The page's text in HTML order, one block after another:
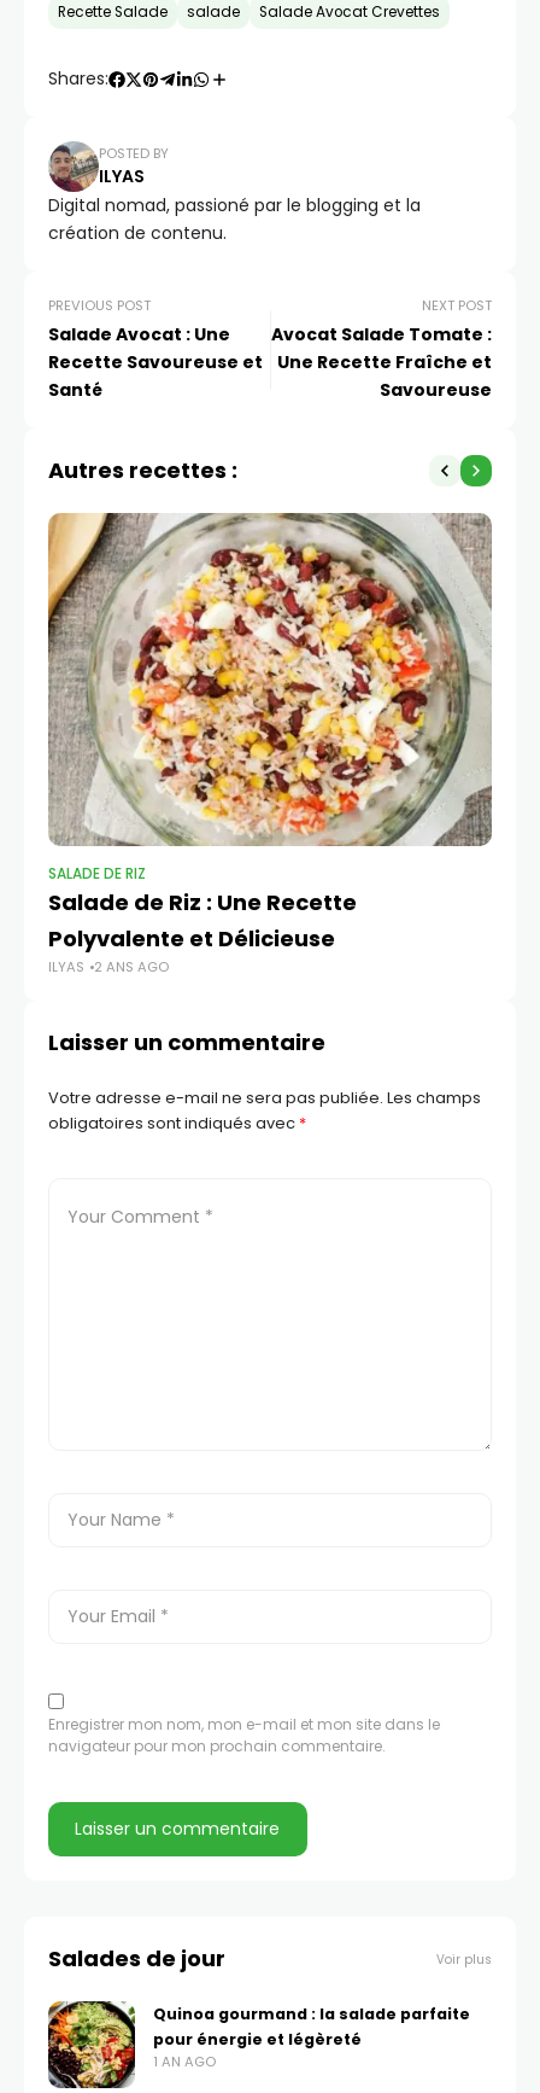
Recette Salade salade Salade Avocat Crevettes
Shares:
POSTED BY
ILYAS
Digital nomad, passioné par le blogging et la
création de contenu.
PREVIOUS POST
Salade Avocat : Une
Recette Savoureuse et
Santé
NEXT POST
Avocat Salade Tomate :
Une Recette Fraîche et
Savoureuse
Autres recettes :
SALADE DE RIZ​
Salade de Riz : Une Recette
Polyvalente et Délicieuse
ILYAS 2 ANS AGO
Laisser un commentaire
Votre adresse e-mail ne sera pas publiée. Les champs
obligatoires sont indiqués avec *
Enregistrer mon nom, mon e-mail et mon site dans le
navigateur pour mon prochain commentaire.
Salades de jour Voir plus
Quinoa gourmand : la salade parfaite
pour énergie et légèreté
1 AN AGO